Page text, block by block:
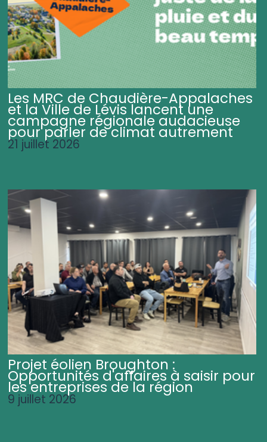
Les MRC de Chaudière-Appalaches
et la Ville de Lévis lancent une
campagne régionale audacieuse
pour parler de climat autrement
21 juillet 2026
Projet éolien Broughton :
Opportunités d'affaires à saisir pour
les entreprises de la région
9 juillet 2026